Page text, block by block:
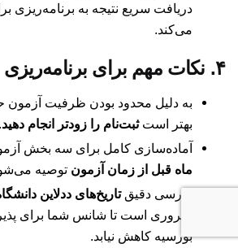
دریافت سریع نتیجه به برنامه‌ریزی
می‌کند.
۴. نکات مهم برای برنامه‌ریزی
به دلیل محدود بودن ظرفیت آزمون
بهتر استثبت‌نام را زودتر انجام دهید.
آماده‌سازی کامل برای سه بخش
ماه قبل از زمان آزمون توصیه
بررسی دقیقتاریخ‌های ددلاین
ضروری است تا شانس شما برای
بورسیه کاهش نیابد.